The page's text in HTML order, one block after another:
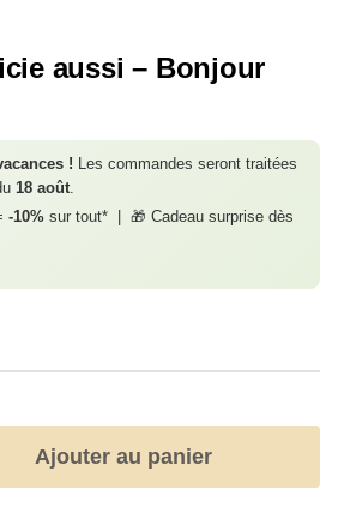
aussi – Bonjour
! Les commandes seront traitées
18 août
-10%sur tout* | 🎁 Cadeau surprise dès
Ajouter au panier